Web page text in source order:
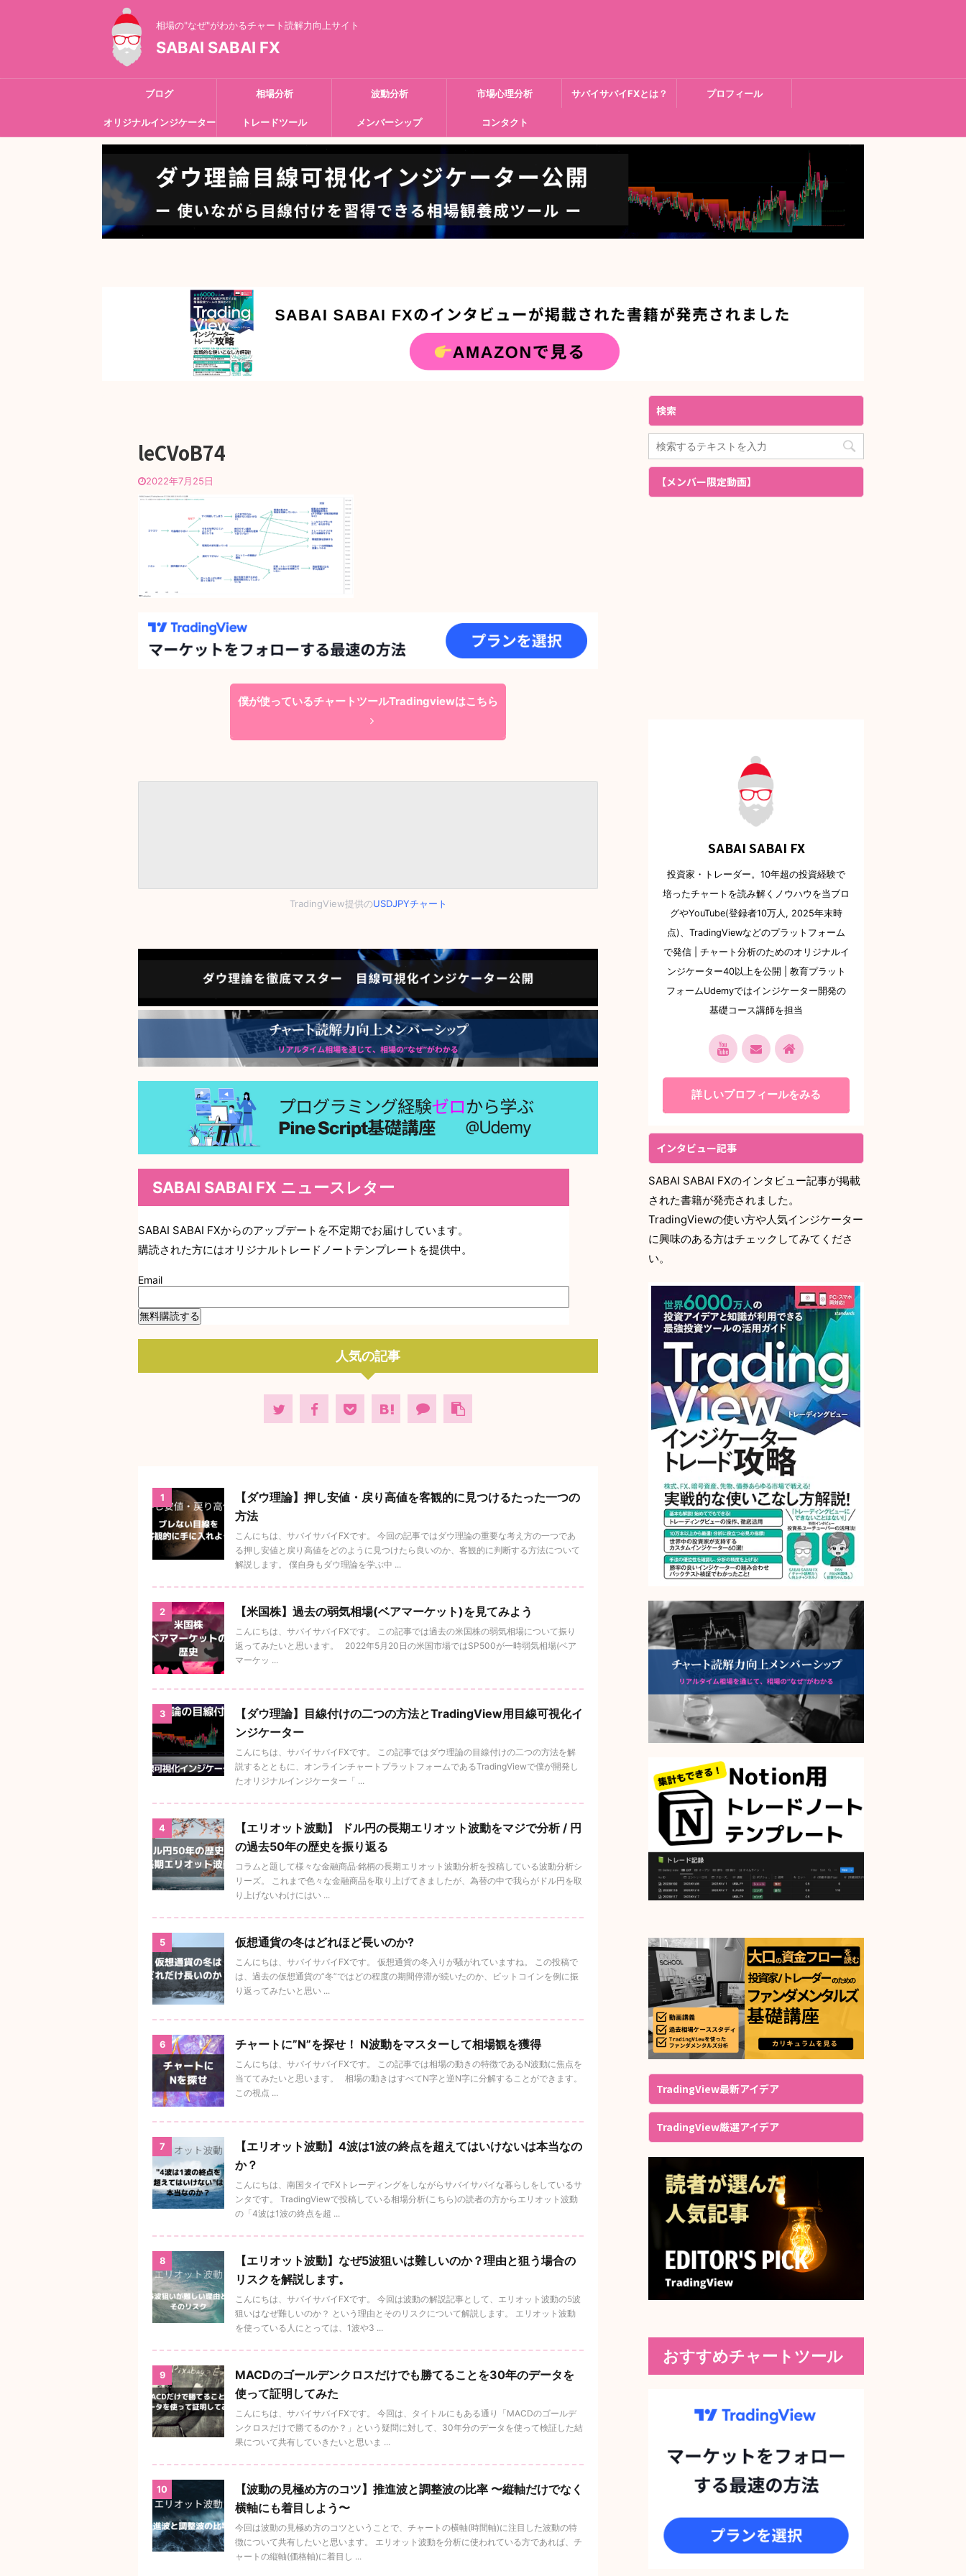
相場の"なぜ"がわかるチャート読解力向上サイト
SABAI SABAI FX
ブログ 相場分析 波動分析 市場心理分析 サバイサバイFXとは？ プロフィール
オリジナルインジケーター トレードツール メンバーシップ コンタクト
leCVoB74
2022年7月25日
僕が使っているチャートツールTradingviewはこちら
TradingView提供のUSDJPYチャート
SABAI SABAI FX ニュースレター
SABAI SABAI FXからのアップデートを不定期でお届けしています。
購読された方にはオリジナルトレードノートテンプレートを提供中。
Email
人気の記事
1
【ダウ理論】押し安値・戻り高値を客観的に見つけるたった一つの
方法
こんにちは、サバイサバイFXです。 今回の記事ではダウ理論の重要な考え方の一つであ
る押し安値と戻り高値をどのように見つけたら良いのか、客観的に判断する方法について
解説します。 僕自身もダウ理論を学ぶ中 ...
2 【米国株】過去の弱気相場(ベアマーケット)を見てみよう
こんにちは、サバイサバイFXです。 この記事では過去の米国株の弱気相場について振り
返ってみたいと思います。 2022年5月20日の米国市場ではSP500が一時弱気相場(ベア
マーケッ ...
3
【ダウ理論】目線付けの二つの方法とTradingView用目線可視化イ
ンジケーター
こんにちは、サバイサバイFXです。 この記事ではダウ理論の目線付けの二つの方法を解
説するとともに、オンラインチャートプラットフォームであるTradingViewで僕が開発し
たオリジナルインジケーター「 ...
4
【エリオット波動】 ドル円の長期エリオット波動をマジで分析 / 円
の過去50年の歴史を振り返る
コラムと題して様々な金融商品·銘柄の長期エリオット波動分析を投稿している波動分析シ
リーズ。 これまで色々な金融商品を取り上げてきましたが、為替の中で我らがドル円を取
り上げないわけにはい ...
5 仮想通貨の冬はどれほど長いのか?
こんにちは、サバイサバイFXです。 仮想通貨の冬入りが騒がれていますね。 この投稿で
は、過去の仮想通貨の”冬”ではどの程度の期間停滞が続いたのか、ビットコインを例に振
り返ってみたいと思い ...
6 チャートに”N”を探せ！ N波動をマスターして相場観を獲得
こんにちは、サバイサバイFXです。 この記事では相場の動きの特徴であるN波動に焦点を
当ててみたいと思います。 相場の動きはすべてN字と逆N字に分解することができます。
この視点 ...
7
【エリオット波動】4波は1波の終点を超えてはいけないは本当なの
か？
こんにちは、南国タイでFXトレーディングをしながらサバイサバイな暮らしをしているサ
ンタです。 TradingViewで投稿している相場分析(こちら)の読者の方からエリオット波動
の「4波は1波の終点を超 ...
8
【エリオット波動】なぜ5波狙いは難しいのか？理由と狙う場合の
リスクを解説します。
こんにちは、サバイサバイFXです。 今回は波動の解説記事として、エリオット波動の5波
狙いはなぜ難しいのか？ という理由とそのリスクについて解説します。 エリオット波動
を使っている人にとっては、1波や3 ...
9
MACDのゴールデンクロスだけでも勝てることを30年のデータを
使って証明してみた
こんにちは、サバイサバイFXです。 今回は、タイトルにもある通り「MACDのゴールデ
ンクロスだけで勝てるのか？」という疑問に対して、30年分のデータを使って検証した結
果について共有していきたいと思いま ...
10
【波動の見極め方のコツ】推進波と調整波の比率 〜縦軸だけでなく
横軸にも着目しよう〜
今回は波動の見極め方のコツということで、チャートの横軸(時間軸)に注目した波動の特
徴について共有したいと思います。 エリオット波動を分析に使われている方であれば、チ
ャートの縦軸(価格軸)に着目し ...
検索
【メンバー限定動画】
SABAI SABAI FX
投資家・トレーダー。10年超の投資経験で
培ったチャートを読み解くノウハウを当ブロ
グやYouTube(登録者10万人, 2025年末時
点)、TradingViewなどのプラットフォーム
で発信 | チャート分析のためのオリジナルイ
ンジケーター40以上を公開 | 教育プラット
フォームUdemyではインジケーター開発の
基礎コース講師を担当
詳しいプロフィールをみる
インタビュー記事
SABAI SABAI FXのインタビュー記事が掲載
された書籍が発売されました。
TradingViewの使い方や人気インジケーター
に興味のある方はチェックしてみてくださ
い。
TradingView最新アイデア
TradingView厳選アイデア
おすすめチャートツール